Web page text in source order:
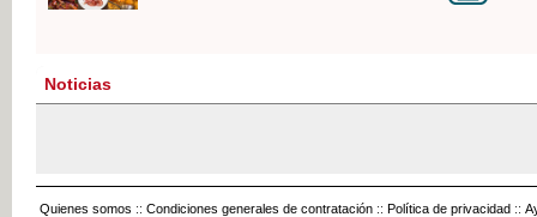
Noticias
Quienes somos :: Condiciones generales de contratación :: Política de privacidad ::